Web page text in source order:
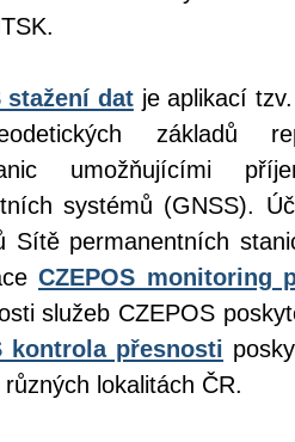
stažení datje aplikací
základů
umožňujícími
systémů (GNSS).
Sítě permanentních
CZEPOS monitoring
služeb CZEPOS
kontrola přesnosti
lokalitách ČR.